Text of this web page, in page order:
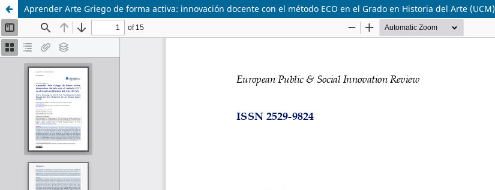
Aprender Arte Griego de forma activa: innovación docente con el método ECO en el Grado en Historia del Arte (UCM)